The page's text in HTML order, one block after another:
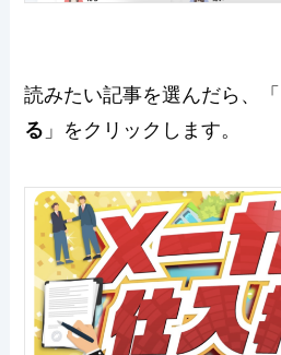
読みたい記事を選んだら、「
る 」をクリックします。